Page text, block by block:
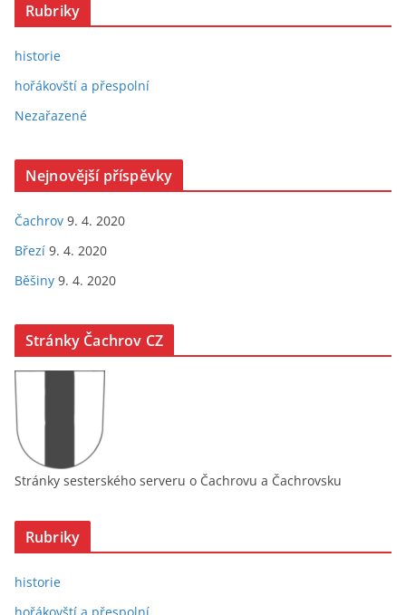
Rubriky
historie
hořákovští a přespolní
Nezařazené
Nejnovější příspěvky
Čachrov 9. 4. 2020
Březí 9. 4. 2020
Běšiny 9. 4. 2020
Stránky Čachrov CZ
Stránky sesterského serveru o Čachrovu a Čachrovsku
Rubriky
historie